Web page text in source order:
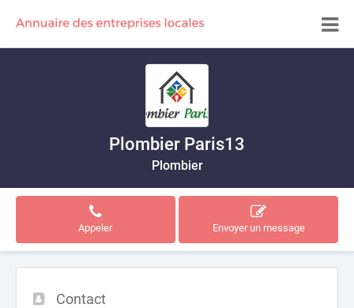
Plombier Paris13
Plombier
Appeler Envoyer un message
Contact